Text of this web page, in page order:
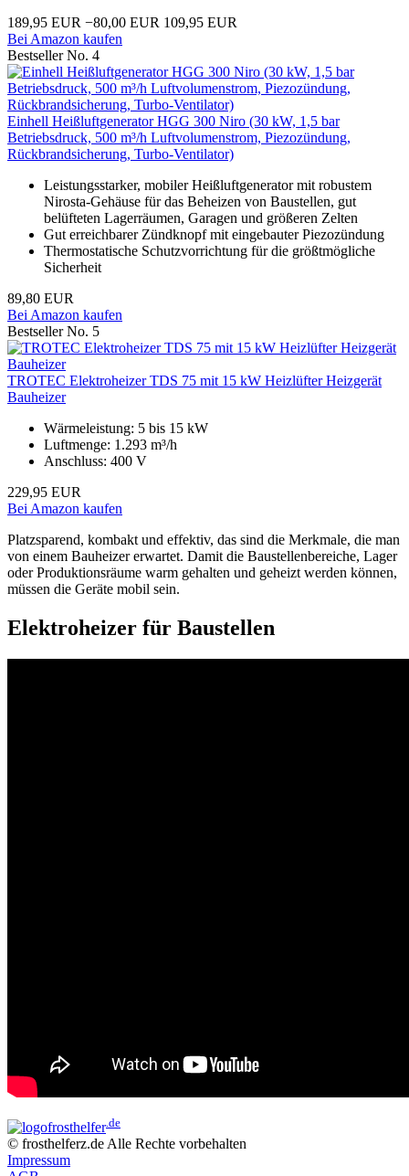
189,95 EUR −80,00 EUR 109,95 EUR
Bei Amazon kaufen
Bestseller No. 4
Einhell Heißluftgenerator HGG 300 Niro (30 kW, 1,5 bar
Betriebsdruck, 500 m³/h Luftvolumenstrom, Piezozündung,
Rückbrandsicherung, Turbo-Ventilator)
Leistungsstarker, mobiler Heißluftgenerator mit robustem
Nirosta-Gehäuse für das Beheizen von Baustellen, gut
belüfteten Lagerräumen, Garagen und größeren Zelten
Gut erreichbarer Zündknopf mit eingebauter Piezozündung
Thermostatische Schutzvorrichtung für die größtmögliche
Sicherheit
89,80 EUR
Bei Amazon kaufen
Bestseller No. 5
TROTEC Elektroheizer TDS 75 mit 15 kW Heizlüfter Heizgerät
Bauheizer
Wärmeleistung: 5 bis 15 kW
Luftmenge: 1.293 m³/h
Anschluss: 400 V
229,95 EUR
Bei Amazon kaufen
Platzsparend, kombakt und effektiv, das sind die Merkmale, die man
von einem Bauheizer erwartet. Damit die Baustellenbereiche, Lager
oder Produktionsräume warm gehalten und geheizt werden können,
müssen die Geräte mobil sein.
Elektroheizer für Baustellen
frosthelfer.de
© frosthelferz.de Alle Rechte vorbehalten
Impressum